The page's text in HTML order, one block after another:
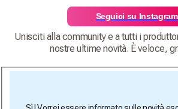
Seguici su Instagram
Unisciti alla community e a tutti i
nostre ultime novità. È veloce,